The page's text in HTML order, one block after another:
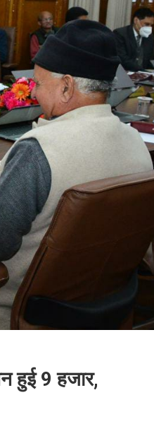
हुई 9 हजार,